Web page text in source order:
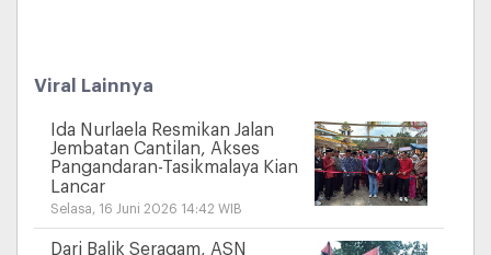
Viral Lainnya
Ida Nurlaela Resmikan Jalan
Jembatan Cantilan, Akses
Pangandaran-Tasikmalaya Kian
Lancar
Selasa, 16 Juni 2026 14:42 WIB
Dari Balik Seragam, ASN